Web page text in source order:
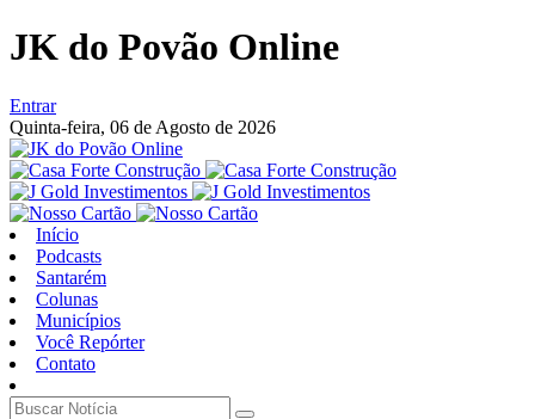
JK do Povão Online
Entrar
Quinta-feira, 06 de Agosto de 2026
Início
Podcasts
Santarém
Colunas
Municípios
Você Repórter
Contato